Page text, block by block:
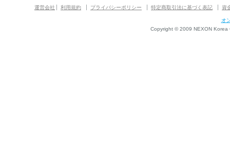
運営会社 利用規約 プライバシーポリシー 特定商取引法に基づく表記 資
オ
Copyright © 2009 NEXON Korea